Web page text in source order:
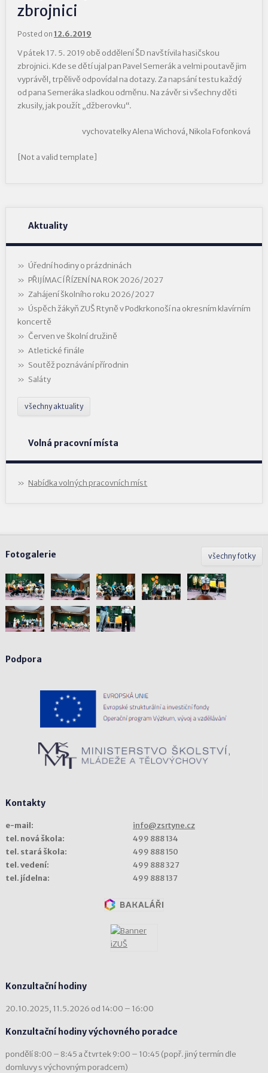
zbrojnici
Posted on 12.6.2019
V pátek 17. 5. 2019 obě oddělení ŠD navštívila hasičskou
zbrojnici. Kde se dětí ujal pan Pavel Semerák a velmi poutavě jim
vyprávěl, trpělivě odpovídal na dotazy. Za napsání testu každý
od pana Semeráka sladkou odměnu. Na závěr si všechny děti
zkusily, jak použít „džberovku“.
vychovatelky Alena Wichová, Nikola Fofonková
[Not a valid template]
Aktuality
Úřední hodiny o prázdninách
PŘIJÍMACÍ ŘÍZENÍ NA ROK 2026/2027
Zahájení školního roku 2026/2027
Úspěch žákyň ZUŠ Rtyně v Podkrkonoší na okresním klavírním
koncertě
Červen ve školní družině
Atletické finále
Soutěž poznávání přírodnin
Saláty
všechny aktuality
Volná pracovní místa
Nabídka volných pracovních míst
všechny fotky
Fotogalerie
Podpora
Kontakty
e-mail:
info@zsrtyne.cz
tel. nová škola:
499 888 134
tel. stará škola:
499 888 150
tel. vedení:
499 888 327
tel. jídelna:
499 888 137
Konzultační hodiny
20.10.2025, 11.5.2026 od 14:00 – 16:00
Konzultační hodiny výchovného poradce
pondělí 8:00 – 8:45 a čtvrtek 9:00 – 10:45 (popř. jiný termín dle
domluvy s výchovným poradcem)